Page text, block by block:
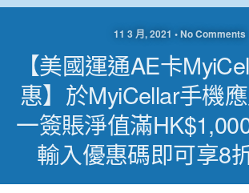
11 3 月, 2021 • No Comments
【美國運通AE卡
惠】於MyiCellar手機
一簽賬淨值滿
輸入優惠碼即可享8